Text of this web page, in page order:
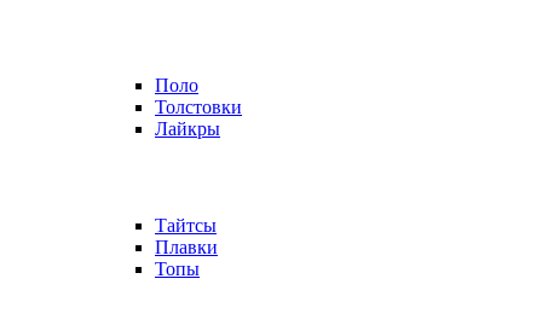
Поло
Толстовки
Лайкры
Тайтсы
Плавки
Топы